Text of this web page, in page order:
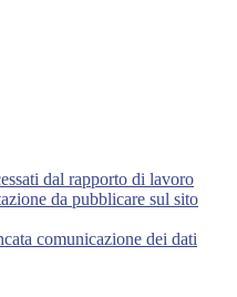
dal rapporto di lavoro
da pubblicare sul sito
comunicazione dei dati